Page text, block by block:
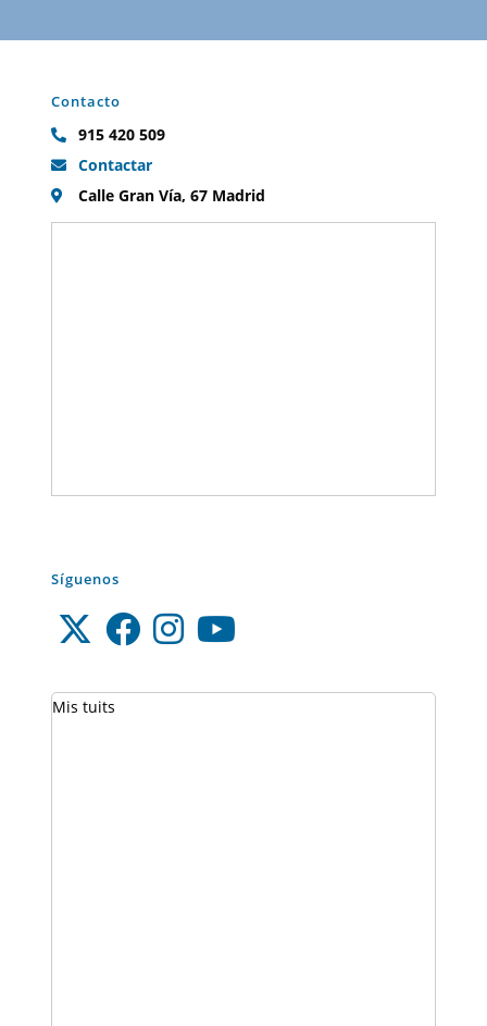
Contacto
915 420 509
Contactar
Calle Gran Vía, 67 Madrid
Síguenos
Mis tuits